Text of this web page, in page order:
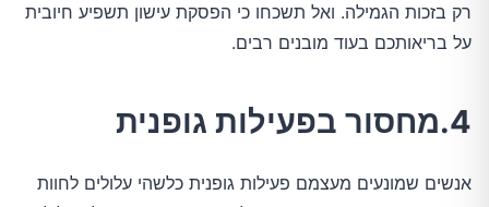
רק בזכות הגמילה. ואל תשכחו כי הפסקת עישון תשפיע חיובית
על בריאותכם בעוד מובנים רבים.
4.מחסור בפעילות גופנית
אנשים שמונעים מעצמם פעילות גופנית כלשהי עלולים לחוות